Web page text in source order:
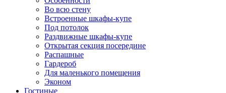
Во всю стену
Встроенные шкафы-купе
Под потолок
Раздвижные шкафы-купе
Открытая секция посередине
Распашные
Гардероб
Для маленького помещения
Эконом
Гостиные